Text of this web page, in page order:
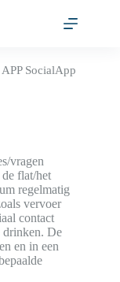
APP SocialApp
vragen
flat/het
regelmatig
vervoer
contact
drinken. De
en in een